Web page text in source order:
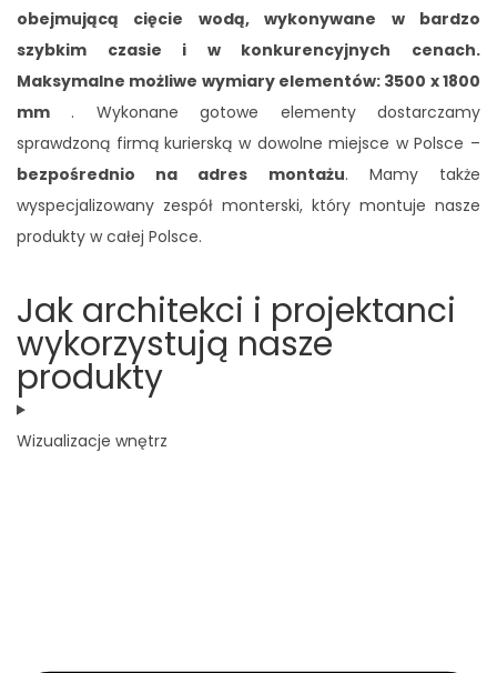
obejmującą cięcie wodą, wykonywane w bardzo
szybkim czasie i w konkurencyjnych cenach.
Maksymalne możliwe wymiary elementów: 3500 x 1800
mm . Wykonane gotowe elementy dostarczamy
sprawdzoną firmą kurierską w dowolne miejsce w Polsce –
bezpośrednio na adres montażu. Mamy także
wyspecjalizowany zespół monterski, który montuje nasze
produkty w całej Polsce.
Jak architekci i projektanci
wykorzystują nasze
produkty
Wizualizacje wnętrz